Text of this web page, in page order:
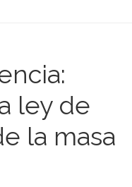
ley de
la masa